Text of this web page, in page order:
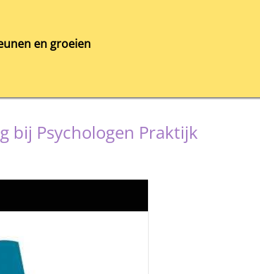
en groeien
bij Psychologen Praktijk